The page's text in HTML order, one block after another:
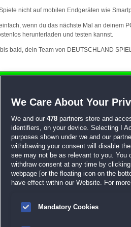
nicht auf mobilen Endgeräten wie
wenn du das nächste Mal an deinem
herunterladen und testen kannst.
bald, dein Team von DEUTSCHLAND
Datenschutz| AGB|Impressum
We Care About Your
We and our 478 partners store and
identifiers, on your device. Selecting I
purposes shown under we and our
withdrawing your consent will disable
see may not be as relevant to you. You
withdraw consent at any time by
webpage [or the floating icon on the
have effect within our Website. For
Mandatory Cookies